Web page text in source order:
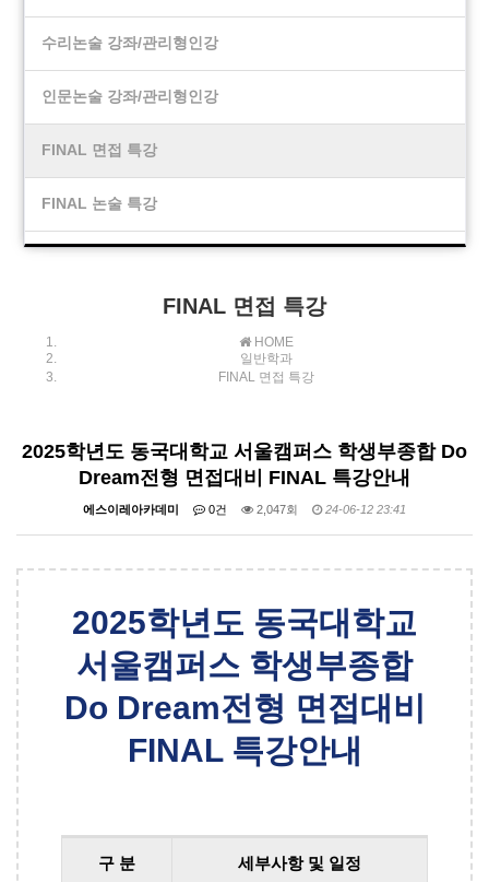
수리논술 강좌/관리형인강
인문논술 강좌/관리형인강
FINAL 면접 특강
FINAL 논술 특강
FINAL 면접 특강
HOME
일반학과
FINAL 면접 특강
2025학년도 동국대학교 서울캠퍼스 학생부종합 Do
Dream전형 면접대비 FINAL 특강안내
에스이레아카데미 0건 2,047회 24-06-12 23:41
2025학년도 동국대학교
서울캠퍼스 학생부종합
Do Dream전형 면접대비
FINAL 특강안내
구 분 세부사항 및 일정